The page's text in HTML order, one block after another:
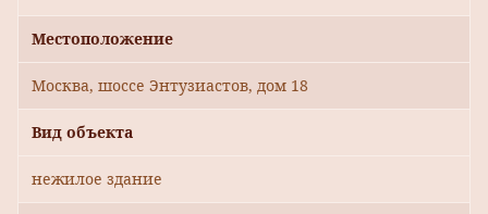
Местоположение
Москва, шоссе Энтузиастов, дом 18
Вид объекта
нежилое здание